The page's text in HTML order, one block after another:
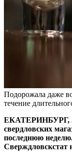
Подорожала даже
течение
ЕКАТЕРИНБУРГ,
свердловских
последнюю
Сверждловскстат